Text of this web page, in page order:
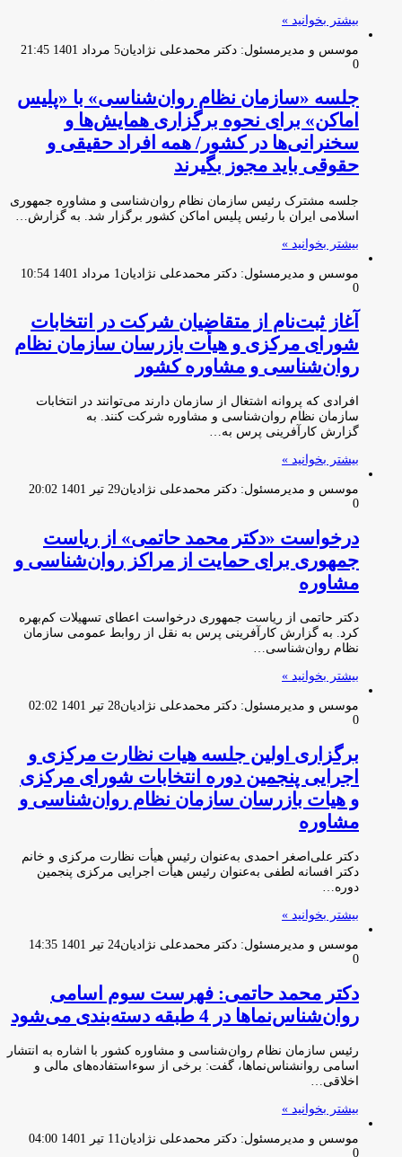
بیشتر بخوانید »
موسس و مدیرمسئول: دکتر محمدعلی نژادیان5 مرداد 1401 21:45
0
جلسه «سازمان نظام روان‌شناسی» با «پلیس
اماکن» برای نحوه برگزاری همایش‌ها و
سخنرانی‌ها در کشور/ همه افراد حقیقی و
حقوقی باید مجوز بگیرند
جلسه مشترک رئیس سازمان نظام روان‌شناسی و مشاوره جمهوری
اسلامی ایران با رئیس پلیس اماکن کشور برگزار شد. به گزارش…
بیشتر بخوانید »
موسس و مدیرمسئول: دکتر محمدعلی نژادیان 1 مرداد 1401 10:54
0
آغاز ثبت‌نام از متقاضیان شرکت در انتخابات
شورای مرکزی و هیأت بازرسان سازمان نظام
روان‌شناسی و مشاوره کشور
افرادی که پروانه اشتغال از سازمان دارند می‌توانند در انتخابات
سازمان نظام روان‌شناسی و مشاوره شرکت کنند. به
گزارش کارآفرینی پرس به…
بیشتر بخوانید »
موسس و مدیرمسئول: دکتر محمدعلی نژادیان29 تیر 1401 20:02
0
درخواست «دکتر محمد حاتمی» از ریاست
جمهوری برای حمایت از مراکز روان‌شناسی و
مشاوره
دکتر حاتمی از ریاست جمهوری درخواست اعطای تسهیلات کم‌بهره
کرد. به گزارش کارآفرینی پرس به نقل از روابط عمومی سازمان
نظام روان‌شناسی…
بیشتر بخوانید »
موسس و مدیرمسئول: دکتر محمدعلی نژادیان28 تیر 1401 02:02
0
برگزاری اولین جلسه هیات نظارت مرکزی و
اجرایی پنجمین دوره انتخابات شورای مرکزی
و هیات بازرسان سازمان نظام روان‌شناسی و
مشاوره
دکتر علی‌اصغر احمدی به‌عنوان رئیس هیأت نظارت مرکزی و خانم
دکتر افسانه لطفی به‌عنوان رئیس هیأت اجرایی مرکزی پنجمین
دوره…
بیشتر بخوانید »
موسس و مدیرمسئول: دکتر محمدعلی نژادیان24 تیر 1401 14:35
0
دکتر محمد حاتمی: فهرست سوم اسامی
روان‌شناس‌نماها در 4 طبقه دسته‌بندی می‌شود
رئیس سازمان نظام روان‌شناسی و مشاوره کشور با اشاره به انتشار
اسامی روانشناس‌نماها، گفت: برخی از سوء‌استفاده‌های مالی و
اخلاقی…
بیشتر بخوانید »
موسس و مدیرمسئول: دکتر محمدعلی نژادیان 11 تیر 1401 04:00
0